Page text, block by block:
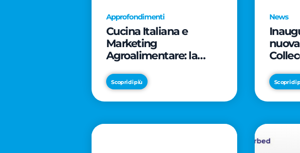
Approfondimenti
Cucina Italiana e
Marketing
Agroalimentare: la
milioni per trasformare
la tavola in asset
geopolitico
Scopri di più
News
spazi
Scopri di